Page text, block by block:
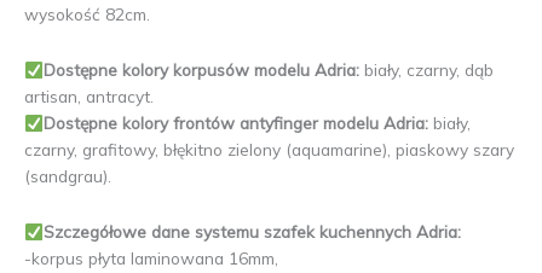
wysokość 82cm.
Dostępne kolory korpusów modelu Adria:biały, czarny, dąb
artisan, antracyt.
Dostępne kolory frontów antyfinger modelu Adria:biały,
czarny, grafitowy, błękitno zielony (aquamarine), piaskowy szary
(sandgrau).
Szczegółowe dane systemu szafek kuchennych Adria:
-korpus płyta laminowana 16mm,